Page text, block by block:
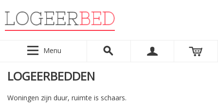
Menu
LOGEERBEDDEN
Woningen zijn duur, ruimte is schaars.